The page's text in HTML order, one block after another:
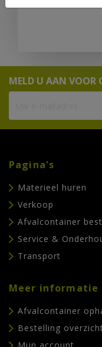
MELD U AAN VOOR
Pagina's
Materieel huren
Verkoop
Afvalcontainer
Service &
Transport
Meer informatie
Afvalcontainer
Bestelling